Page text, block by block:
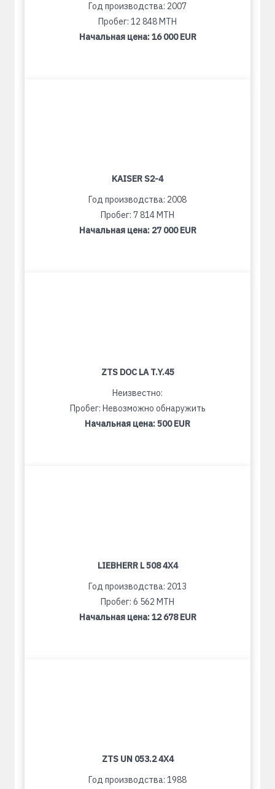
Год производства: 2007
Пробег: 12 848 MTH
Начальная цена:16 000 EUR
KAISER S2-4
Год производства: 2008
Пробег: 7 814 MTH
Начальная цена: 27 000 EUR
ZTS DOC LA T.Y.45
Неизвестно:
Пробег: Невозможно обнаружить
Начальная цена:500 EUR
LIEBHERR L 508 4X4
Год производства: 2013
Пробег: 6 562 MTH
Начальная цена:12 678 EUR
ZTS UN 053.2 4X4
Год производства: 1988